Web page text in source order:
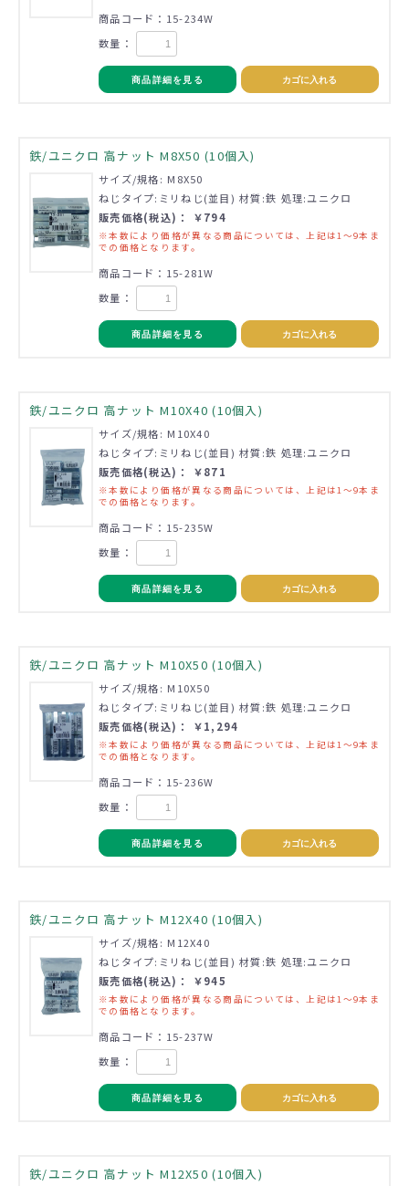
商品コード：15-234W
数量：
商品詳細を見る カゴに入れる
鉄/ユニクロ 高ナット M8X50 (10個入)
サイズ/規格: M8X50
ねじタイプ:ミリねじ(並目) 材質:鉄 処理:ユニクロ
販売価格(税込)： ￥794
※本数により価格が異なる商品については、上記は1～9本ま
での価格となります。
商品コード：15-281W
数量：
商品詳細を見る カゴに入れる
鉄/ユニクロ 高ナット M10X40 (10個入)
サイズ/規格: M10X40
ねじタイプ:ミリねじ(並目) 材質:鉄 処理:ユニクロ
販売価格(税込)： ￥871
※本数により価格が異なる商品については、上記は1～9本ま
での価格となります。
商品コード：15-235W
数量：
商品詳細を見る カゴに入れる
鉄/ユニクロ 高ナット M10X50 (10個入)
サイズ/規格: M10X50
ねじタイプ:ミリねじ(並目) 材質:鉄 処理:ユニクロ
販売価格(税込)： ￥1,294
※本数により価格が異なる商品については、上記は1～9本ま
での価格となります。
商品コード：15-236W
数量：
商品詳細を見る カゴに入れる
鉄/ユニクロ 高ナット M12X40 (10個入)
サイズ/規格: M12X40
ねじタイプ:ミリねじ(並目) 材質:鉄 処理:ユニクロ
販売価格(税込)： ￥945
※本数により価格が異なる商品については、上記は1～9本ま
での価格となります。
商品コード：15-237W
数量：
商品詳細を見る カゴに入れる
鉄/ユニクロ 高ナット M12X50 (10個入)